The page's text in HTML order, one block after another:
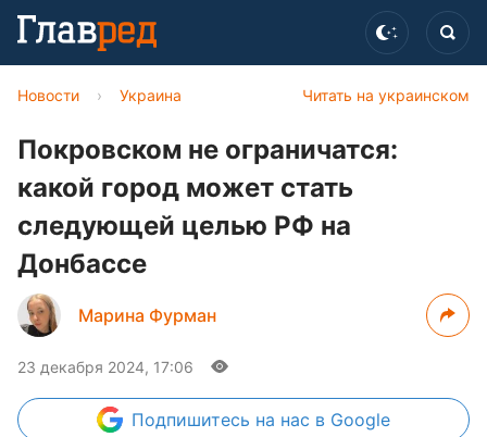
Читать на украинском
Новости › Украина
Покровском не ограничатся:
какой город может стать
следующей целью РФ на
Донбассе
Марина Фурман
23 декабря 2024, 17:06
Подпишитесь на нас в Google